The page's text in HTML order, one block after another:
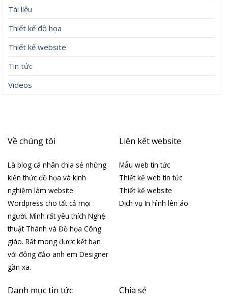
Tài liệu
Thiết kế đồ họa
Thiết kế website
Tin tức
Videos
Về chúng tôi
Là blog cá nhân chia sẻ những
kiến thức đồ họa và kinh
nghiệm làm website
Wordpress cho tất cả mọi
người. Mình rất yêu thích Nghệ
thuật Thánh và Đồ họa Công
giáo. Rất mong được kết bạn
với đông đảo anh em Designer
gần xa.
Liên kết website
Mẫu web tin tức
Thiết kế web tin tức
Thiết kế website
Dịch vụ In hình lên áo
Danh mục tin tức Chia sẻ